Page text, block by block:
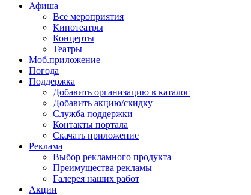
Афиша
Все мероприятия
Кинотеатры
Концерты
Театры
Моб.приложение
Погода
Поддержка
Добавить организацию в каталог
Добавить акцию/скидку
Служба поддержки
Контакты портала
Скачать приложение
Реклама
Выбор рекламного продукта
Преимущества рекламы
Галерея наших работ
Акции